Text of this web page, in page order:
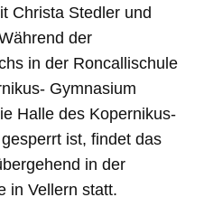
Christa Stedler und
der
in der Roncallischule
Gymnasium
Halle des Kopernikus-
ist, findet das
in der
in Vellern statt.